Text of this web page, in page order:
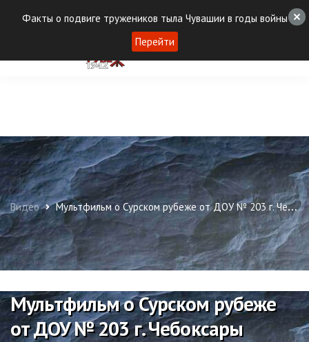
Видео Мультфильм о Сурском рубеже от ДОУ № 203 г. Чебоксары
Мультфильм о Сурском рубеже
от ДОУ № 203 г. Чебоксары
Факты о подвиге тружеников тыла Чувашии в годы войны
Перейти